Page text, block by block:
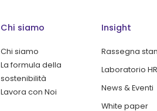
Chi siamo
Chi siamo
La formula della
sostenibilità
Lavora con Noi
Insight
Rassegna
Laboratorio HR
News & Eventi
White paper